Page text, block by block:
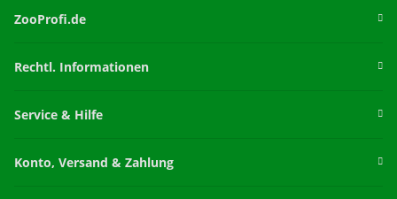
ZooProfi.de
Rechtl. Informationen
Service & Hilfe
Konto, Versand & Zahlung